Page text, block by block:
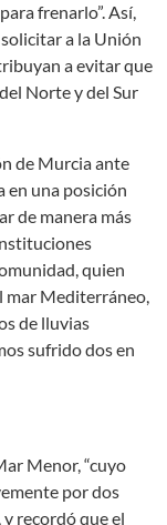
frenarlo”. Así,
a la Unión
a evitar que
Norte y del Sur
de Murcia ante
en una posición
de manera más
quien
mar Mediterráneo,
de lluvias
sufrido dos en
Menor, “cuyo
por dos
recordó que el